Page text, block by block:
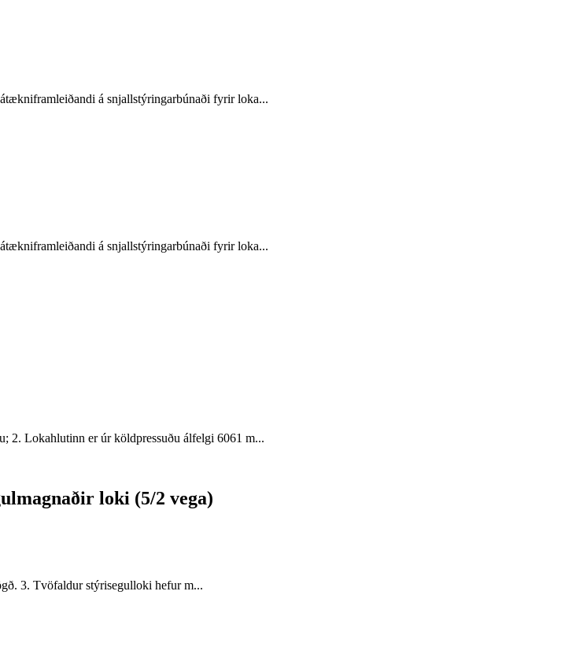
á snjallstýringarbúnaði fyrir loka...
á snjallstýringarbúnaði fyrir loka...
2. Lokahlutinn er úr köldpressuðu álfelgi 6061 m...
loki (5/2 vega)
3. Tvöfaldur stýrisegulloki hefur m...